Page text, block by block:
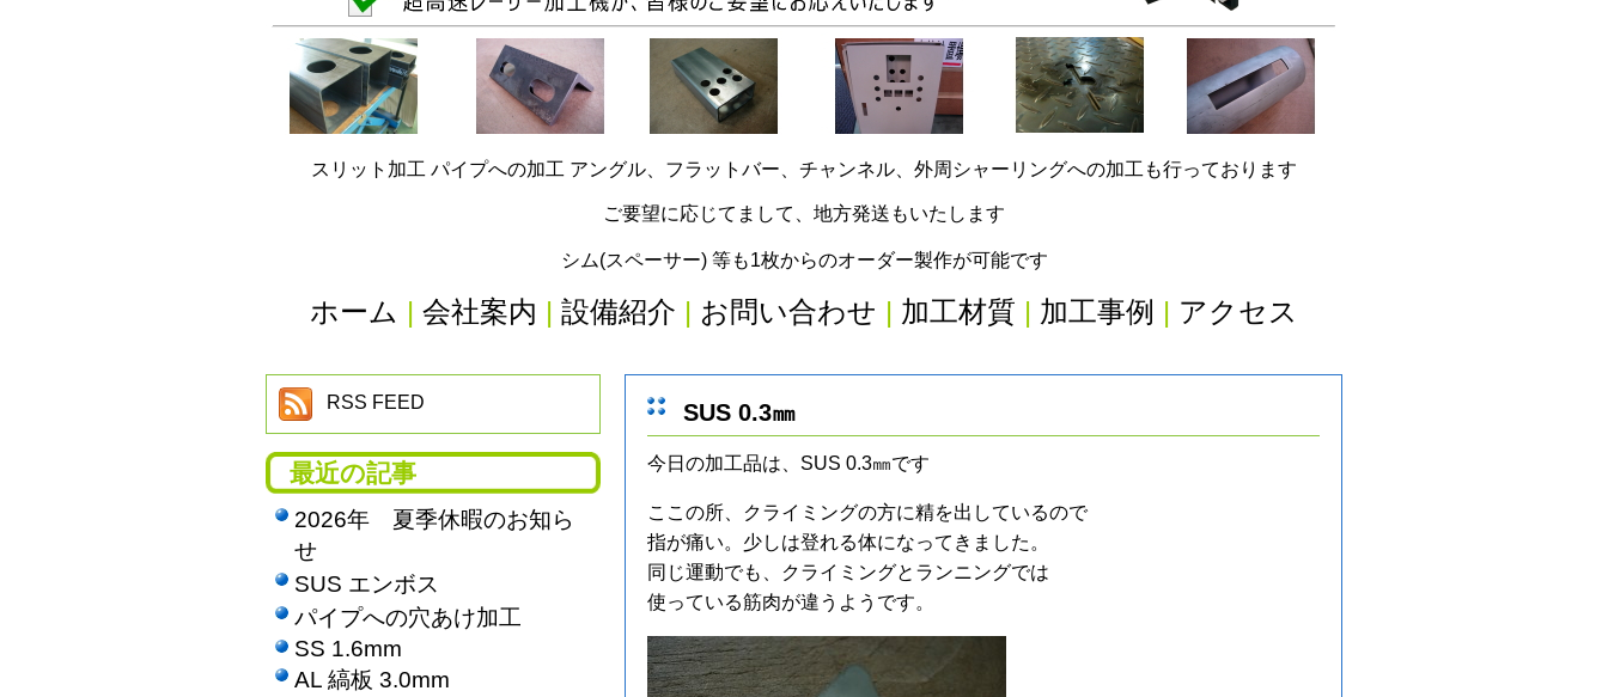
スリット加工 パイプへの加工 アングル、フラットバー、チャンネル、外周シャーリングへの加工も行っております
ご要望に応じてまして、地方発送もいたします
シム(スペーサー) 等も1枚からのオーダー製作が可能です
ホーム | 会社案内 | 設備紹介 | お問い合わせ | 加工材質 | 加工事例 | アクセス
SUS 0.3㎜
今日の加工品は、SUS 0.3㎜です
ここの所、クライミングの方に精を出しているので
指が痛い。少しは登れる体になってきました。
同じ運動でも、クライミングとランニングでは
使っている筋肉が違うようです。
RSS FEED
最近の記事
2026年 夏季休暇のお知ら
せ
SUS エンボス
パイプへの穴あけ加工
SS 1.6mm
AL 縞板 3.0mm